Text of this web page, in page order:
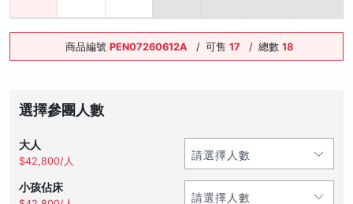
商品編號 PEN07260612A / 可售 17 / 總數 18
選擇參團人數
大人
$42,800/人
小孩佔床